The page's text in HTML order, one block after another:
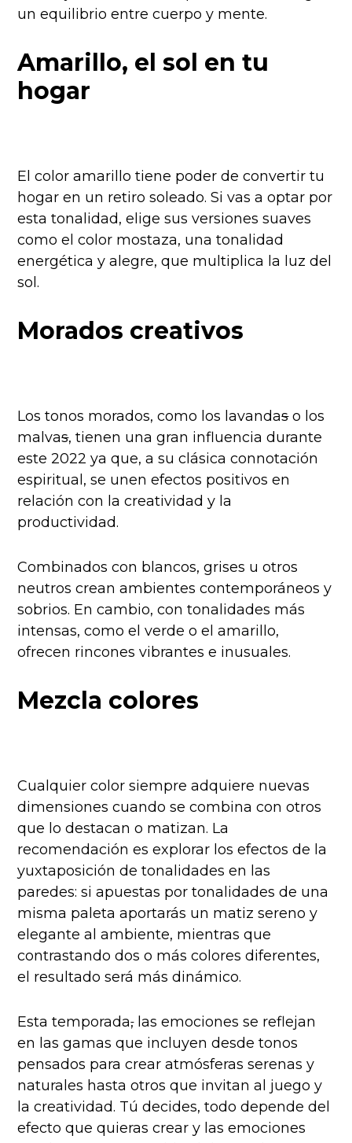
un equilibrio entre cuerpo y mente.
Amarillo, el sol en tu
hogar
El color amarillo tiene poder de convertir tu
hogar en un retiro soleado. Si vas a optar por
esta tonalidad, elige sus versiones suaves
como el color mostaza, una tonalidad
energética y alegre, que multiplica la luz del
sol.
Morados creativos
Los tonos morados, como los lavandaso los
malvas, tienen una gran influencia durante
este 2022 ya que, a su clásica connotación
espiritual, se unen efectos positivos en
relación con la creatividad y la
productividad.
Combinados con blancos, grises u otros
neutros crean ambientes contemporáneos y
sobrios. En cambio, con tonalidades más
intensas, como el verde o el amarillo,
ofrecen rincones vibrantes e inusuales.
Mezcla colores
Cualquier color siempre adquiere nuevas
dimensiones cuando se combina con otros
que lo destacan o matizan. La
recomendación es explorar los efectos de la
yuxtaposición de tonalidades en las
paredes: si apuestas por tonalidades de una
misma paleta aportarás un matiz sereno y
elegante al ambiente, mientras que
contrastando dos o más colores diferentes,
el resultado será más dinámico.
Esta temporada,las emociones se reflejan
en las gamas que incluyen desde tonos
pensados para crear atmósferas serenas y
naturales hasta otros que invitan al juego y
la creatividad. Tú decides, todo depende del
efecto que quieras crear y las emociones